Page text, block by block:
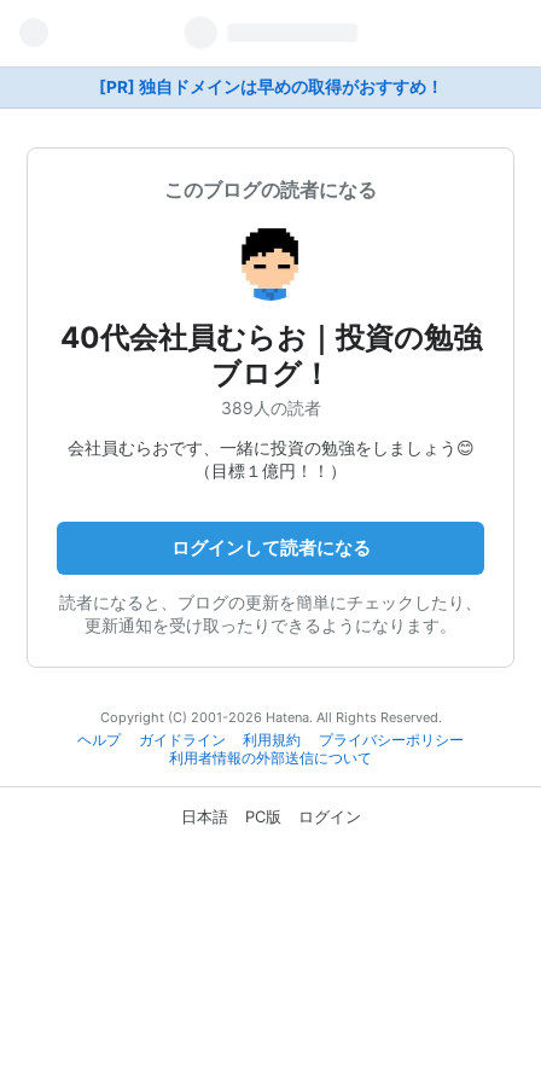
[PR] 独自ドメインは早めの取得がおすすめ！
このブログの読者になる
40代会社員むらお｜投資の勉強
ブログ！
389人の読者
会社員むらおです、一緒に投資の勉強をしましょう😊
（目標１億円！！）
ログインして読者になる
読者になると、ブログの更新を簡単にチェックしたり、
更新通知を受け取ったりできるようになります。
Copyright (C) 2001-2026 Hatena. All Rights Reserved.
ヘルプ
ガイドライン 利用規約
プライバシーポリシー
利用者情報の外部送信について
日本語 PC版 ログイン